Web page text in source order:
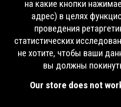
на какие кнопки
адрес) в целях
проведения
статистических
не хотите, чтобы ваши
вы должны
Our store does not